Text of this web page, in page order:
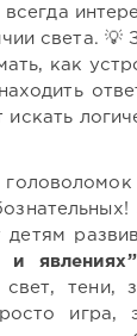
света. 💡
как
и явлениях”
тени,
игра,